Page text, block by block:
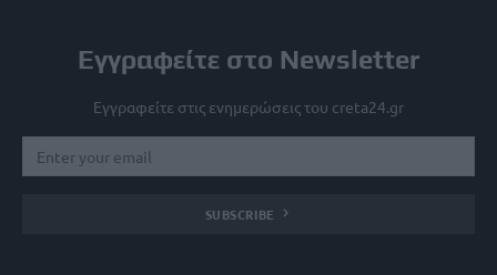
Εγγραφείτε στο Newsletter
Εγγραφείτε στις ενημερώσεις του creta24.gr
SUBSCRIBE